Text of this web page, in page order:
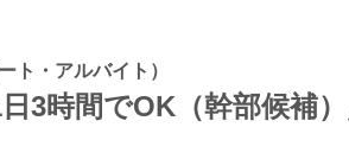
ト・アルバイト）
3時間でOK（幹部候補